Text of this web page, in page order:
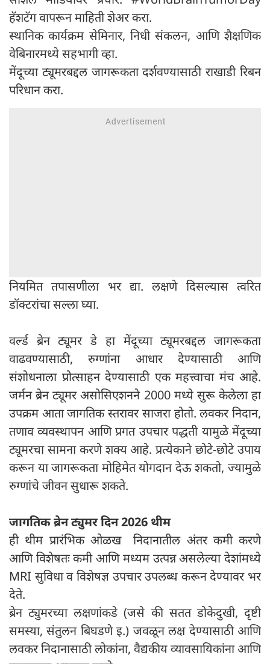
हॅशटॅग वापरून माहिती शेअर करा.
स्थानिक कार्यक्रम सेमिनार, निधी संकलन, आणि शैक्षणिक
वेबिनारमध्ये सहभागी व्हा.
मेंदूच्या ट्यूमरबद्दल जागरूकता दर्शवण्यासाठी राखाडी रिबन
परिधान करा.
नियमित तपासणीला भर द्या. लक्षणे दिसल्यास त्वरित
डॉक्टरांचा सल्ला घ्या.
वर्ल्ड ब्रेन ट्यूमर डे हा मेंदूच्या ट्यूमरबद्दल जागरूकता
वाढवण्यासाठी, रुग्णांना आधार देण्यासाठी आणि
संशोधनाला प्रोत्साहन देण्यासाठी एक महत्त्वाचा मंच आहे.
जर्मन ब्रेन ट्यूमर असोसिएशनने 2000 मध्ये सुरू केलेला हा
उपक्रम आता जागतिक स्तरावर साजरा होतो. लवकर निदान,
तणाव व्यवस्थापन आणि प्रगत उपचार पद्धती यामुळे मेंदूच्या
ट्यूमरचा सामना करणे शक्य आहे. प्रत्येकाने छोटे-छोटे उपाय
करून या जागरूकता मोहिमेत योगदान देऊ शकतो, ज्यामुळे
रुग्णांचे जीवन सुधारू शकते.
जागतिक ब्रेन ट्युमर दिन 2026 थीम
ही थीम प्रारंभिक ओळख निदानातील अंतर कमी करणे
आणि विशेषतः कमी आणि मध्यम उत्पन्न असलेल्या देशांमध्ये
MRI सुविधा व विशेषज्ञ उपचार उपलब्ध करून देण्यावर भर
देते.
ब्रेन ट्युमरच्या लक्षणांकडे (जसे की सतत डोकेदुखी, दृष्टी
समस्या, संतुलन बिघडणे इ.) जवळून लक्ष देण्यासाठी आणि
लवकर निदानासाठी लोकांना, वैद्यकीय व्यावसायिकांना आणि